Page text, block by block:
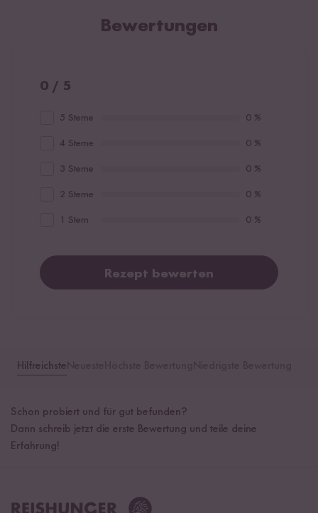
Bewertungen
0 / 5
5 Sterne 0 %
4 Sterne 0 %
3 Sterne 0 %
2 Sterne 0 %
1 Stern 0 %
Rezept bewerten
Hilfreichste
Schon probiert und für gut befunden?
Dann schreib jetzt die erste Bewertung und teile deine
Erfahrung!